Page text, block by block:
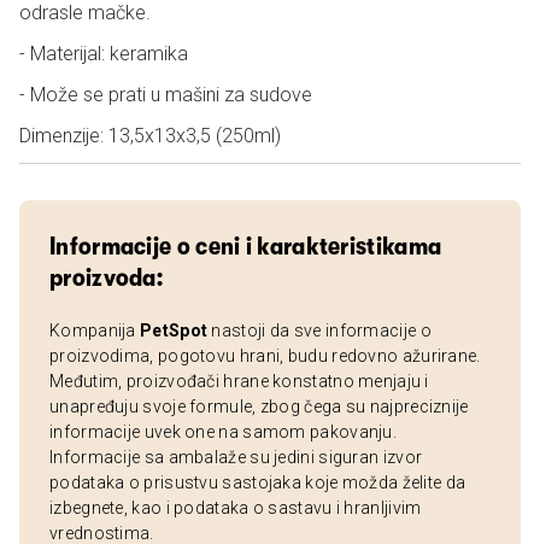
odrasle mačke.
- Materijal: keramika
- Može se prati u mašini za sudove
Dimenzije: 13,5x13x3,5 (250ml)
Informacije o ceni i karakteristikama
proizvoda:
Kompanija PetSpot nastoji da sve informacije o
proizvodima, pogotovu hrani, budu redovno ažurirane.
Međutim, proizvođači hrane konstatno menjaju i
unapređuju svoje formule, zbog čega su najpreciznije
informacije uvek one na samom pakovanju.
Informacije sa ambalaže su jedini siguran izvor
podataka o prisustvu sastojaka koje možda želite da
izbegnete, kao i podataka o sastavu i hranljivim
vrednostima.